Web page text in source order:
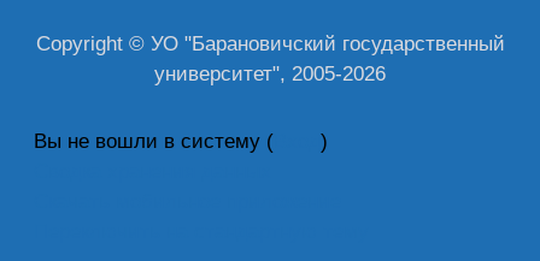
Copyright © УО "Барановичский государственный
университет", 2005-2026
Вы не вошли в систему (
)